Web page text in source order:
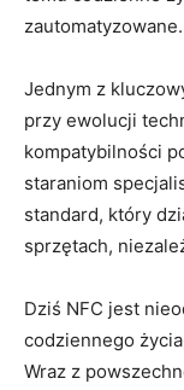
zautomatyzowane.
Jednym z
przy ewolucji
kompatybilności
staraniom
standard, który
sprzętach,
Dziś NFC jest
codziennego
Wraz z